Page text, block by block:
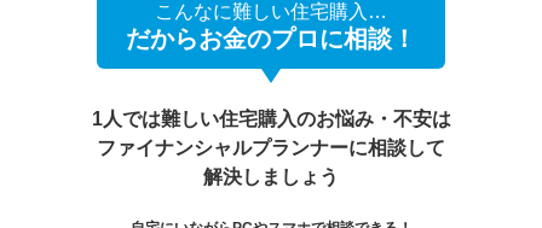
こんなに難しい住宅購入…
だからお金のプロに相談！
1人では難しい住宅購入のお悩み・不安は
ファイナンシャルプランナーに相談して
解決しましょう